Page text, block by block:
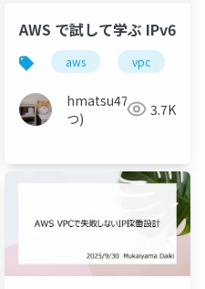
AWS で試して学ぶ IPv6
aws vpc
hmatsu47(ま
つ)
3.7K